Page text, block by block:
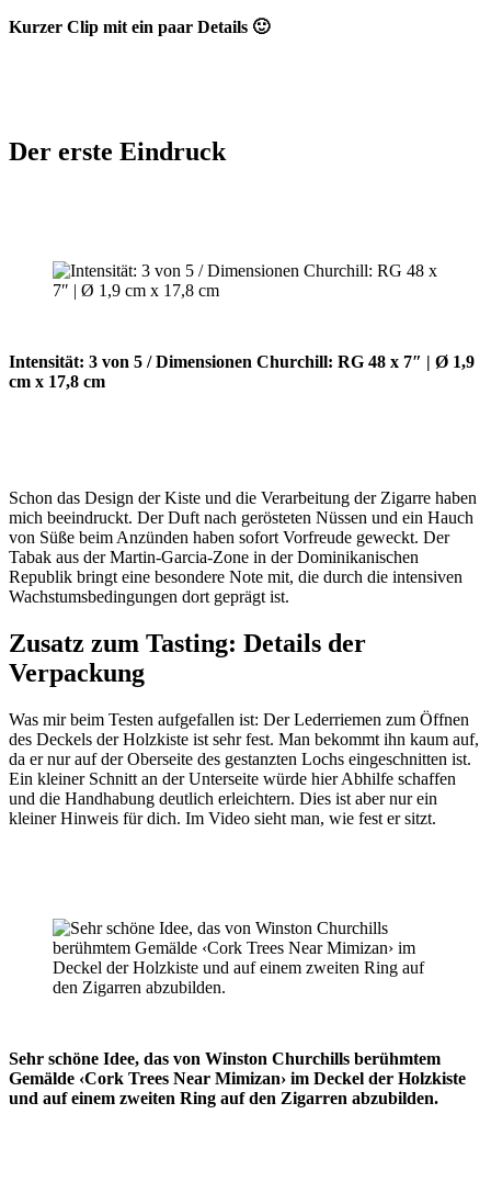
Kurzer Clip mit ein paar Details 🙂
Der erste Eindruck
Intensität: 3 von 5 / Dimensionen Churchill: RG 48 x 7″ | Ø 1,9
cm x 17,8 cm
Schon das Design der Kiste und die Verarbeitung der Zigarre haben
mich beeindruckt. Der Duft nach gerösteten Nüssen und ein Hauch
von Süße beim Anzünden haben sofort Vorfreude geweckt. Der
Tabak aus der Martin-Garcia-Zone in der Dominikanischen
Republik bringt eine besondere Note mit, die durch die intensiven
Wachstumsbedingungen dort geprägt ist.
Zusatz zum Tasting: Details der
Verpackung
Was mir beim Testen aufgefallen ist: Der Lederriemen zum Öffnen
des Deckels der Holzkiste ist sehr fest. Man bekommt ihn kaum auf,
da er nur auf der Oberseite des gestanzten Lochs eingeschnitten ist.
Ein kleiner Schnitt an der Unterseite würde hier Abhilfe schaffen
und die Handhabung deutlich erleichtern. Dies ist aber nur ein
kleiner Hinweis für dich. Im Video sieht man, wie fest er sitzt.
Sehr schöne Idee, das von Winston Churchills berühmtem
Gemälde ‹Cork Trees Near Mimizan› im Deckel der Holzkiste
und auf einem zweiten Ring auf den Zigarren abzubilden.